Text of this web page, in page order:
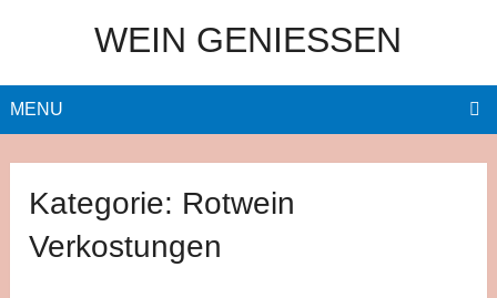
WEIN GENIESSEN
MENU
Kategorie: Rotwein
Verkostungen